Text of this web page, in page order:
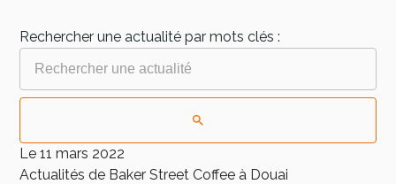
Rechercher une actualité par mots clés :
Le 11 mars 2022
Actualités de Baker Street Coffee à Douai